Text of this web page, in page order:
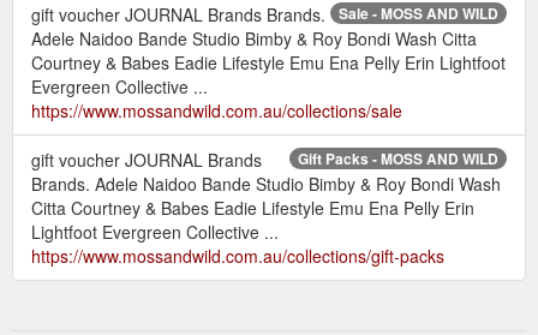
Sale - MOSS AND WILD
gift voucher JOURNAL Brands Brands.
Adele Naidoo Bande Studio Bimby & Roy Bondi Wash Citta
Courtney & Babes Eadie Lifestyle Emu Ena Pelly Erin Lightfoot
Evergreen Collective ...
https://www.mossandwild.com.au/collections/sale
Gift Packs - MOSS AND WILD
gift voucher JOURNAL Brands
Brands. Adele Naidoo Bande Studio Bimby & Roy Bondi Wash
Citta Courtney & Babes Eadie Lifestyle Emu Ena Pelly Erin
Lightfoot Evergreen Collective ...
https://www.mossandwild.com.au/collections/gift-packs